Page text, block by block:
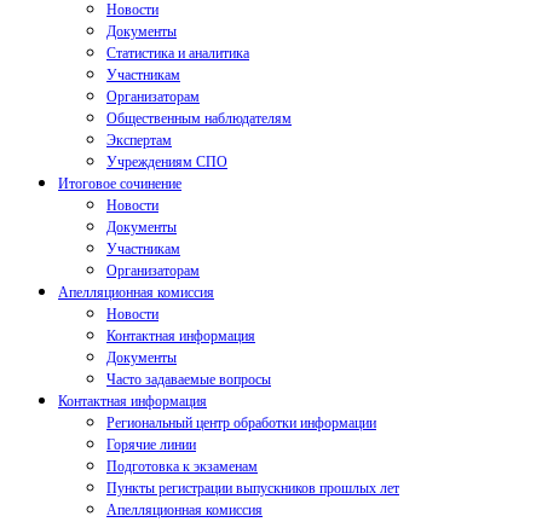
Новости
Документы
Статистика и аналитика
Участникам
Организаторам
Общественным наблюдателям
Экспертам
Учреждениям СПО
Итоговое сочинение
Новости
Документы
Участникам
Организаторам
Апелляционная комиссия
Новости
Контактная информация
Документы
Часто задаваемые вопросы
Контактная информация
Региональный центр обработки информации
Горячие линии
Подготовка к экзаменам
Пункты регистрации выпускников прошлых лет
Апелляционная комиссия